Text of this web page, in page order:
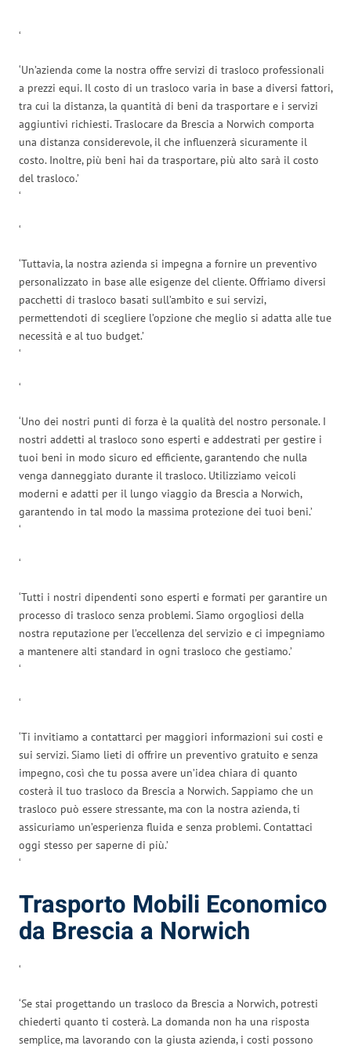
‘
‘Un’azienda come la nostra offre servizi di trasloco professionali
a prezzi equi. Il costo di un trasloco varia in base a diversi fattori,
tra cui la distanza, la quantità di beni da trasportare e i servizi
aggiuntivi richiesti. Traslocare da Brescia a Norwich comporta
una distanza considerevole, il che influenzerà sicuramente il
costo. Inoltre, più beni hai da trasportare, più alto sarà il costo
del trasloco.’
‘
‘
‘Tuttavia, la nostra azienda si impegna a fornire un preventivo
personalizzato in base alle esigenze del cliente. Offriamo diversi
pacchetti di trasloco basati sull’ambito e sui servizi,
permettendoti di scegliere l’opzione che meglio si adatta alle tue
necessità e al tuo budget.’
‘
‘
‘Uno dei nostri punti di forza è la qualità del nostro personale. I
nostri addetti al trasloco sono esperti e addestrati per gestire i
tuoi beni in modo sicuro ed efficiente, garantendo che nulla
venga danneggiato durante il trasloco. Utilizziamo veicoli
moderni e adatti per il lungo viaggio da Brescia a Norwich,
garantendo in tal modo la massima protezione dei tuoi beni.’
‘
‘
‘Tutti i nostri dipendenti sono esperti e formati per garantire un
processo di trasloco senza problemi. Siamo orgogliosi della
nostra reputazione per l’eccellenza del servizio e ci impegniamo
a mantenere alti standard in ogni trasloco che gestiamo.’
‘
‘
‘Ti invitiamo a contattarci per maggiori informazioni sui costi e
sui servizi. Siamo lieti di offrire un preventivo gratuito e senza
impegno, così che tu possa avere un’idea chiara di quanto
costerà il tuo trasloco da Brescia a Norwich. Sappiamo che un
trasloco può essere stressante, ma con la nostra azienda, ti
assicuriamo un’esperienza fluida e senza problemi. Contattaci
oggi stesso per saperne di più.’
‘
Trasporto Mobili Economico
da Brescia a Norwich
‘
‘Se stai progettando un trasloco da Brescia a Norwich, potresti
chiederti quanto ti costerà. La domanda non ha una risposta
semplice, ma lavorando con la giusta azienda, i costi possono